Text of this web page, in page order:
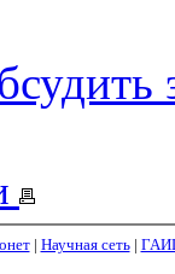
| Научная сеть|